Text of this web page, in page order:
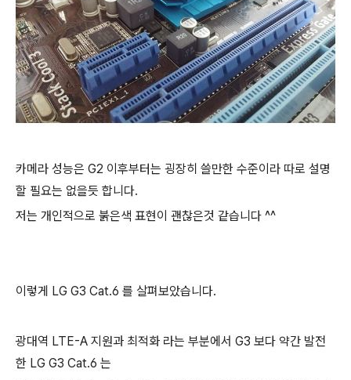
카메라 성능은 G2 이후부터는 굉장히 쓸만한 수준이라 따로 설명
할 필요는 없을듯 합니다.
저는 개인적으로 붉은색 표현이 괜찮은것 같습니다 ^^
이렇게 LG G3 Cat.6 를 살펴보았습니다.
광대역 LTE-A 지원과 최적화 라는 부분에서 G3 보다 약간 발전
한 LG G3 Cat.6 는